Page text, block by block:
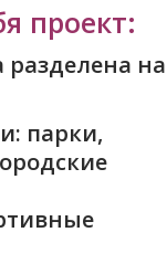
проект:
разделена на
парки,